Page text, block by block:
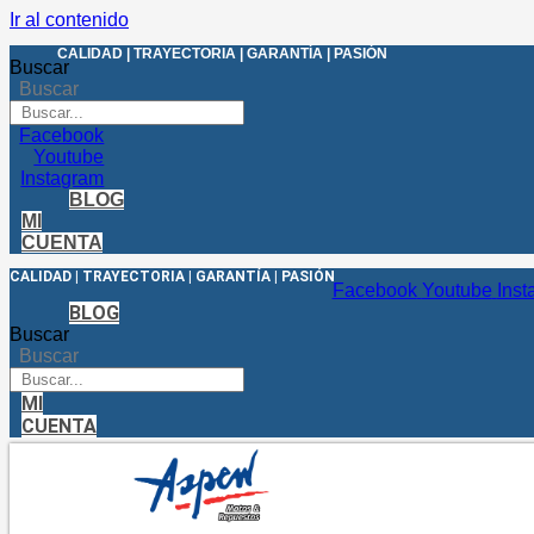
Ir al contenido
CALIDAD | TRAYECTORIA | GARANTÍA | PASIÓN
Buscar
Buscar
Facebook
Youtube
Instagram
BLOG
MI
CUENTA
CALIDAD | TRAYECTORIA | GARANTÍA | PASIÓN
Facebook Youtube
BLOG
Buscar
Buscar
MI
CUENTA